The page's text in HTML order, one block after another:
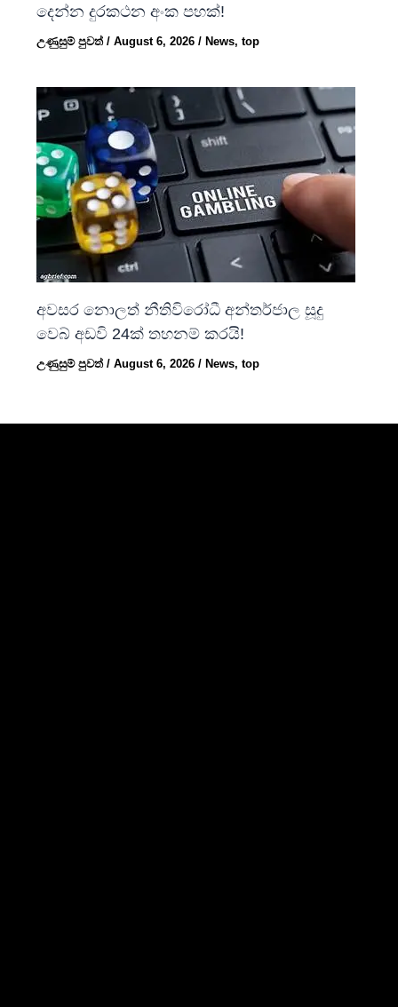
දෙන්න දුරකථන අංක පහක්!
උණුසුම් පුවත්/August 6, 2026/ News,top
අවසර නොලත් නීතිවිරෝධී අන්තර්ජාල සූදු
වෙබ් අඩවි 24ක් තහනම් කරයි!
උණුසුම් පුවත්/August 6, 2026/News,top